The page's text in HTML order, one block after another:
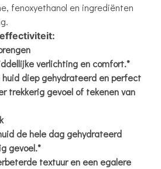
fenoxyethanol en ingrediënten
verlichting en comfort.*
huid diep gehydrateerd en perfect
trekkerig gevoel of tekenen van
de hele dag gehydrateerd
gevoel.*
textuur en een egalere